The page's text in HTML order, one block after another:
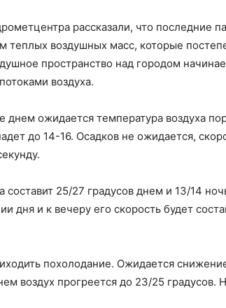
рассказали, что последние
теплых воздушных масс, которые
пространство над городом
воздуха.
днем ожидается температура воздуха
до 14-16. Осадков не ожидается,
составит 25/27 градусов днем и 13/14
дня и к вечеру его скорость будет
похолодание. Ожидается
воздух прогреется до 23/25 градусов.